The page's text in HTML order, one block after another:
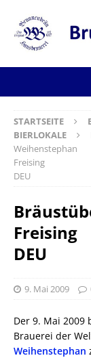
STARTSEITE
BIERLOKALE
Weihenstephan
Freising
DEU
Freising
DEU
9. Mai 2009
Der 9. Mai
Brauerei der
Weihenstephan